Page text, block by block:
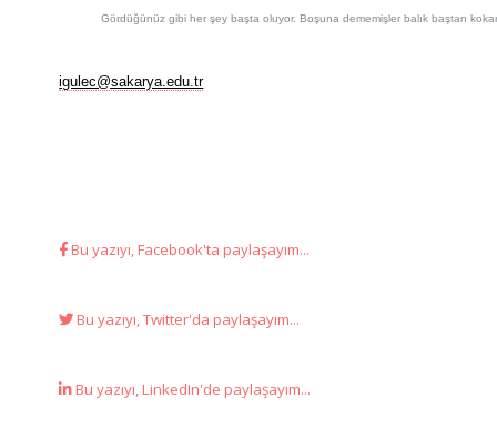
Gördüğünüz gibi her şey başta oluyor. Boşuna dememişler balık baştan
igulec@sakarya.edu.tr
Bu yazıyı, Facebook'ta paylaşayım...
Bu yazıyı, Twitter'da paylaşayım...
Bu yazıyı, LinkedIn'de paylaşayım...